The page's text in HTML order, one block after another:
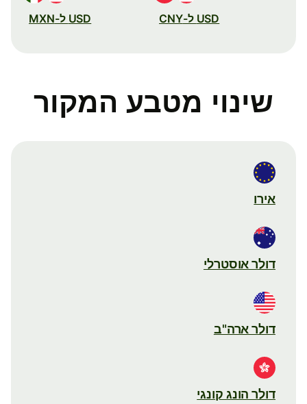
USD ל-CNY USD ל-MXN
שינוי מטבע המקור
אירו
דולר אוסטרלי
דולר ארה"ב
דולר הונג קונגי